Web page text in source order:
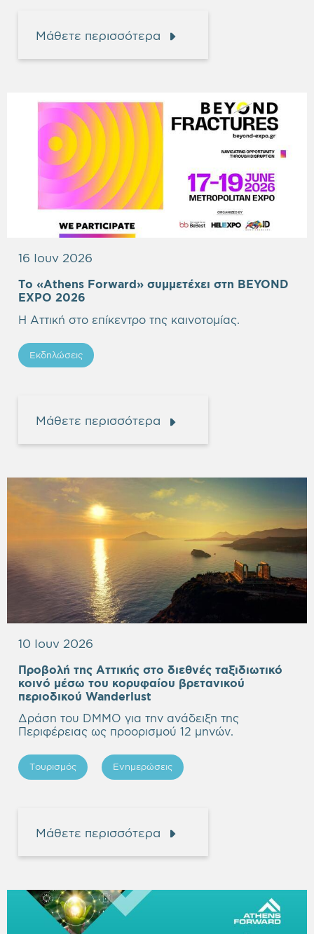
Μάθετε περισσότερα
16 Ιουν 2026
Το «Athens Forward» συμμετέχει στη BEYOND
EXPO 2026
Η Αττική στο επίκεντρο της καινοτομίας.
Εκδηλώσεις
Μάθετε περισσότερα
10 Ιουν 2026
Προβολή της Αττικής στο διεθνές ταξιδιωτικό
κοινό μέσω του κορυφαίου βρετανικού
περιοδικού Wanderlust
Δράση του DMMO για την ανάδειξη της
Περιφέρειας ως προορισμού 12 μηνών.
Τουρισμός Ενημερώσεις
Μάθετε περισσότερα